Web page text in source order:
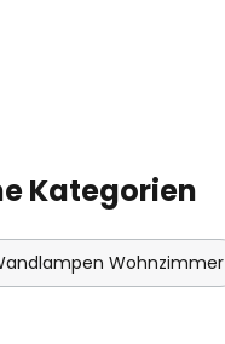
Kategorien
Wohnzimmer